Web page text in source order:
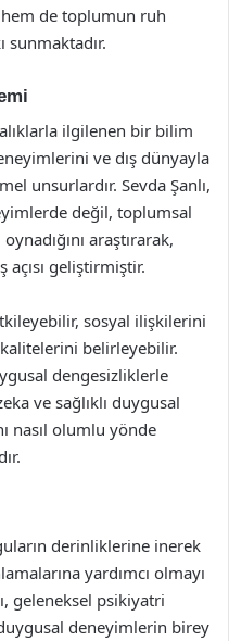
de toplumun ruh
sunmaktadır.
ilgilenen bir bilim
ve dış dünyayla
unsurlardır. Sevda Şanlı,
değil, toplumsal
araştırarak,
açısı geliştirmiştir.
sosyal ilişkilerini
belirleyebilir.
dengesizliklerle
ve sağlıklı duygusal
nasıl olumlu yönde
derinliklerine inerek
yardımcı olmayı
geleneksel psikiyatri
deneyimlerin birey